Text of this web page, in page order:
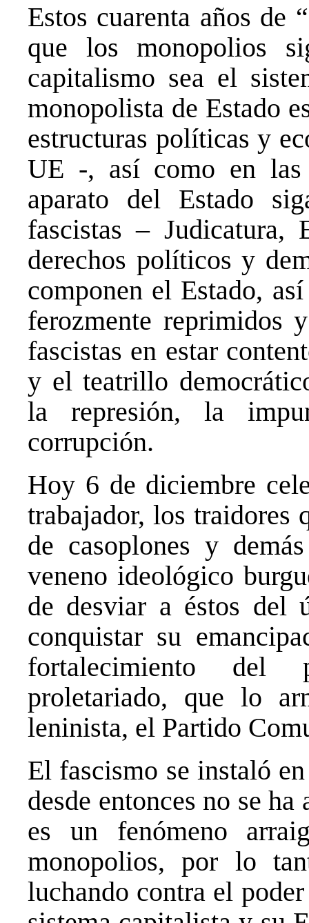
Estos cuarenta años de “
que los monopolios
capitalismo sea el
monopolista de Estado
estructuras políticas y
UE -, así como en
aparato del Estado
fascistas –
derechos políticos y
componen el Estado,
ferozmente reprimidos
fascistas en estar
y el teatrillo
la represión, la
corrupción.
Hoy 6 de diciembre
trabajador, los traidores
de casoplones y
veneno ideológico
de desviar a éstos del
conquistar su
fortalecimiento del
proletariado, que lo
leninista, el Partido
El fascismo se instaló
desde entonces no se
es un fenómeno
monopolios, por lo
luchando contra el